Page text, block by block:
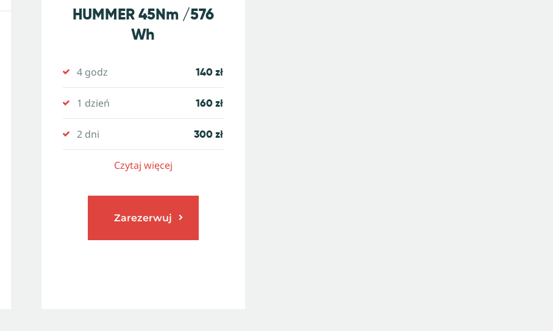
HUMMER 45Nm /576
Wh
4 godz 140 zł
1 dzień 160 zł
2 dni 300 zł
Czytaj więcej
Zarezerwuj